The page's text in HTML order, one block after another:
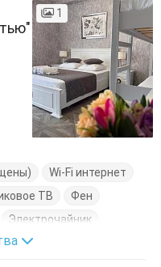
1
Wi-Fi интернет
ТВ
Фен
Электрочайник
столик